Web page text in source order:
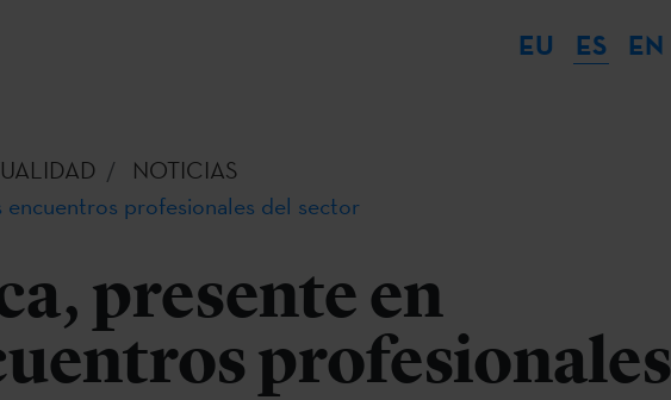
EU ES EN
NOTICIAS
encuentros profesionales del sector
presente en
profesionales